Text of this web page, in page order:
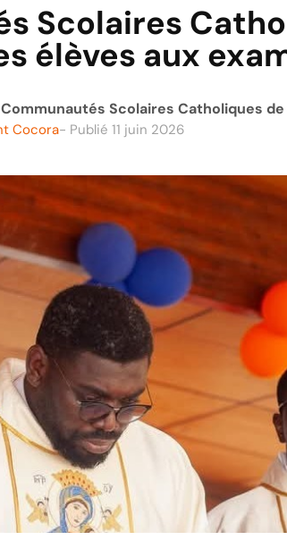
Scolaires
élèves aux
Scolaires Catholiques
Cocora- Publié 11 juin 2026